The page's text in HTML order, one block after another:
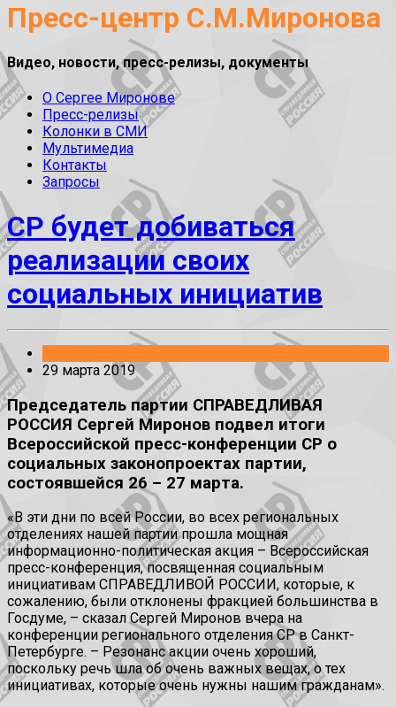
Пресс-центр С.М.Миронова
Видео, новости, пресс-релизы, документы
О Сергее Миронове
Пресс-релизы
Колонки в СМИ
Мультимедиа
Контакты
Запросы
СР будет добиваться
реализации своих
социальных инициатив
29 марта 2019
Председатель партии СПРАВЕДЛИВАЯ
РОССИЯ Сергей Миронов подвел итоги
Всероссийской пресс-конференции СР о
социальных законопроектах партии,
состоявшейся 26 – 27 марта.
«В эти дни по всей России, во всех региональных
отделениях нашей партии прошла мощная
информационно-политическая акция – Всероссийская
пресс-конференция, посвященная социальным
инициативам СПРАВЕДЛИВОЙ РОССИИ, которые, к
сожалению, были отклонены фракцией большинства в
Госдуме, – сказал Сергей Миронов вчера на
конференции регионального отделения СР в Санкт-
Петербурге. – Резонанс акции очень хороший,
поскольку речь шла об очень важных вещах, о тех
инициативах, которые очень нужны нашим гражданам».